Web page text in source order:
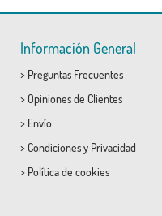
Información General
> Preguntas Frecuentes
> Opiniones de Clientes
> Envío
> Condicionesy Privacidad
> Política de cookies